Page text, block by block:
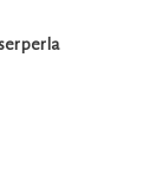
per la